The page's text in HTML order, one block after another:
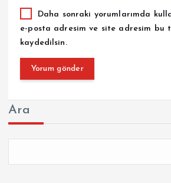
Daha sonraki yorumlarımda
e-posta adresim ve site adresim bu
kaydedilsin.
Ara